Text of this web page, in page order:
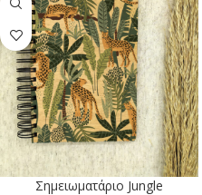
Σημειωματάριο Jungle